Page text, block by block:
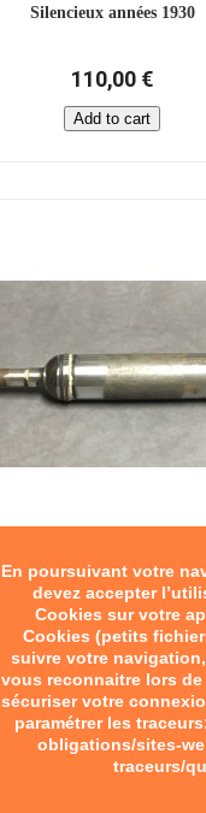
En poursuivant votre
devez accepter
Cookies sur votre
Cookies (petits
suivre votre
vous reconnaitre lors
sécuriser votre
paramétrer les
obligations/sites-
traceurs/
Silencieux années 1930
110,00 €
Add to cart